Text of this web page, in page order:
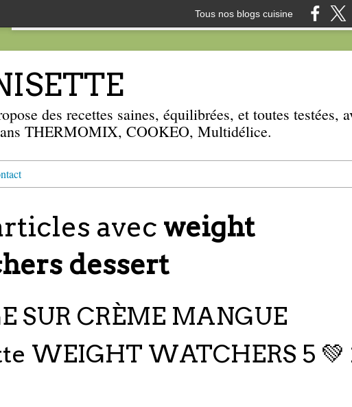
Tous nos blogs cuisine
des recettes saines, équilibrées, et toutes testées,
THERMOMIX, COOKEO, Multidélice.
avec weight
dessert
SUR CRÈME MANGUE
WEIGHT WATCHERS 5 💚